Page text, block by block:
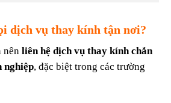
dịch vụ thay kính tận nơi?
nên liên hệ dịch vụ thay kính chắn
nghiệp, đặc biệt trong các trường